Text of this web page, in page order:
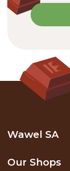
Wawel SA
Our Shops